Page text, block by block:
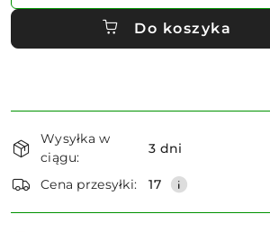
Do koszyka
i
dostawa
Wysyłka w
ciągu:
3 dni
Cena przesyłki: 17